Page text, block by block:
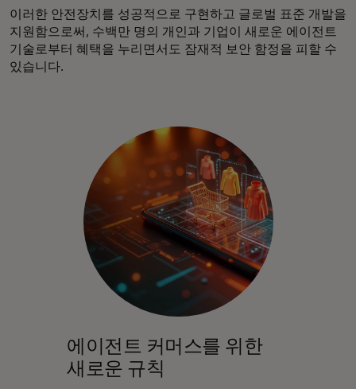
이러한 안전장치를 성공적으로 구현하고 글로벌 표준 개발을
지원함으로써, 수백만 명의 개인과 기업이 새로운 에이전트
기술로부터 혜택을 누리면서도 잠재적 보안 함정을 피할 수
있습니다.
에이전트 커머스를 위한
새로운 규칙